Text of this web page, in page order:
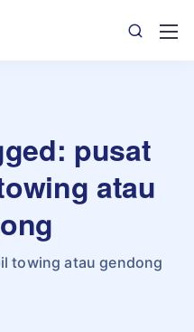
pusat
atau
towing atau gendong